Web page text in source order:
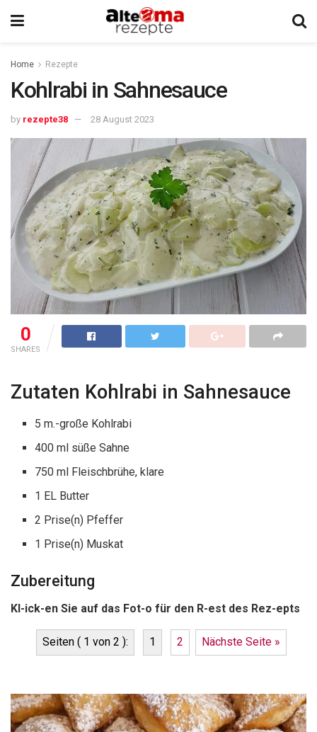
Home Rezepte
Kohlrabi in Sahnesauce
by rezepte38 28 August 2023
0
SHARES
Zutaten Kohlrabi in Sahnesauce
5 m.-große Kohlrabi
400 ml süße Sahne
750 ml Fleischbrühe, klare
1 EL Butter
2 Prise(n) Pfeffer
1 Prise(n) Muskat
Zubereitung
Kl-ick-en Sie auf das Fot-o für den R-est des Rez-epts
Seiten ( 1 von 2 ): 1 2 Nächste Seite »